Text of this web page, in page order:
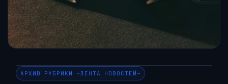
АРХИВ РУБРИКИ ~ЛЕНТА НОВОСТЕЙ~